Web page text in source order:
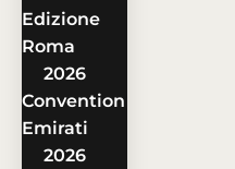
Edizione
Roma
2026
Convention
Emirati
2026